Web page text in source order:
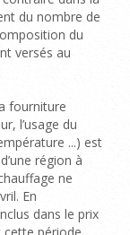
du nombre de
du
versés au
fourniture
l’usage du
...) est
région à
ne
En
dans le prix